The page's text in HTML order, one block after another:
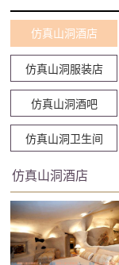
仿真山洞酒店
仿真山洞服装店
仿真山洞酒吧
仿真山洞卫生间
仿真山洞酒店